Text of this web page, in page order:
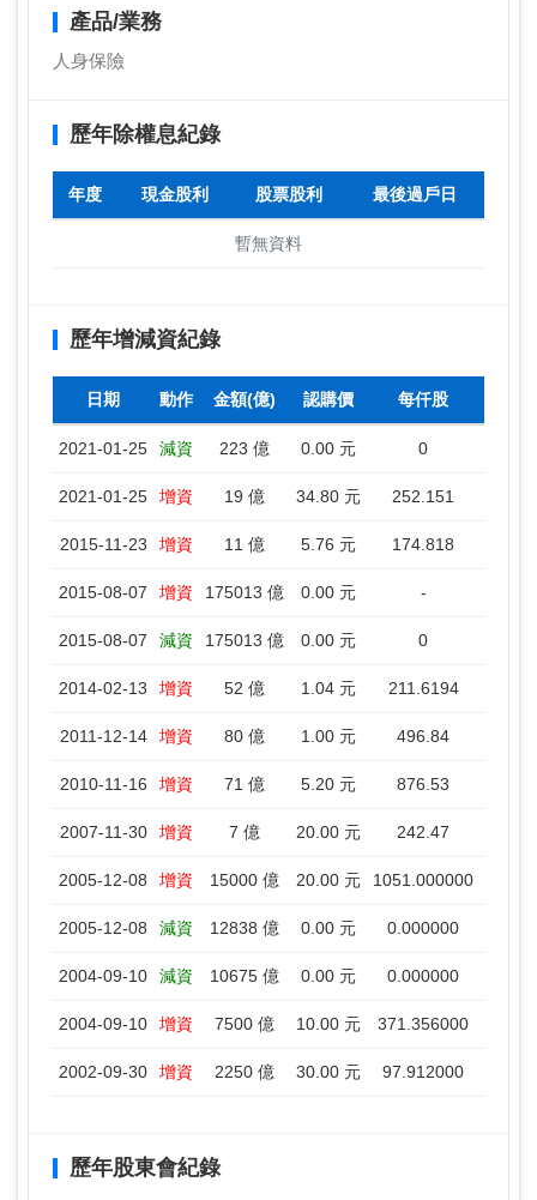
產品/業務
人身保險
歷年除權息紀錄
年度 現金股利 股票股利 最後過戶日
暫無資料
歷年增減資紀錄
日期 動作 金額(億) 認購價 每仟股
2021-01-25 減資 223 億 0.00 元 0
2021-01-25 增資 19 億 34.80 元 252.151
2015-11-23 增資 11 億 5.76 元 174.818
2015-08-07 增資 175013 億 0.00 元 -
2015-08-07 減資 175013 億 0.00 元 0
2014-02-13 增資 52 億 1.04 元 211.6194
2011-12-14 增資 80 億 1.00 元 496.84
2010-11-16 增資 71 億 5.20 元 876.53
2007-11-30 增資 7 億 20.00 元 242.47
2005-12-08 增資 15000 億 20.00 元 1051.000000
2005-12-08 減資 12838 億 0.00 元 0.000000
2004-09-10 減資 10675 億 0.00 元 0.000000
2004-09-10 增資 7500 億 10.00 元 371.356000
2002-09-30 增資 2250 億 30.00 元 97.912000
歷年股東會紀錄